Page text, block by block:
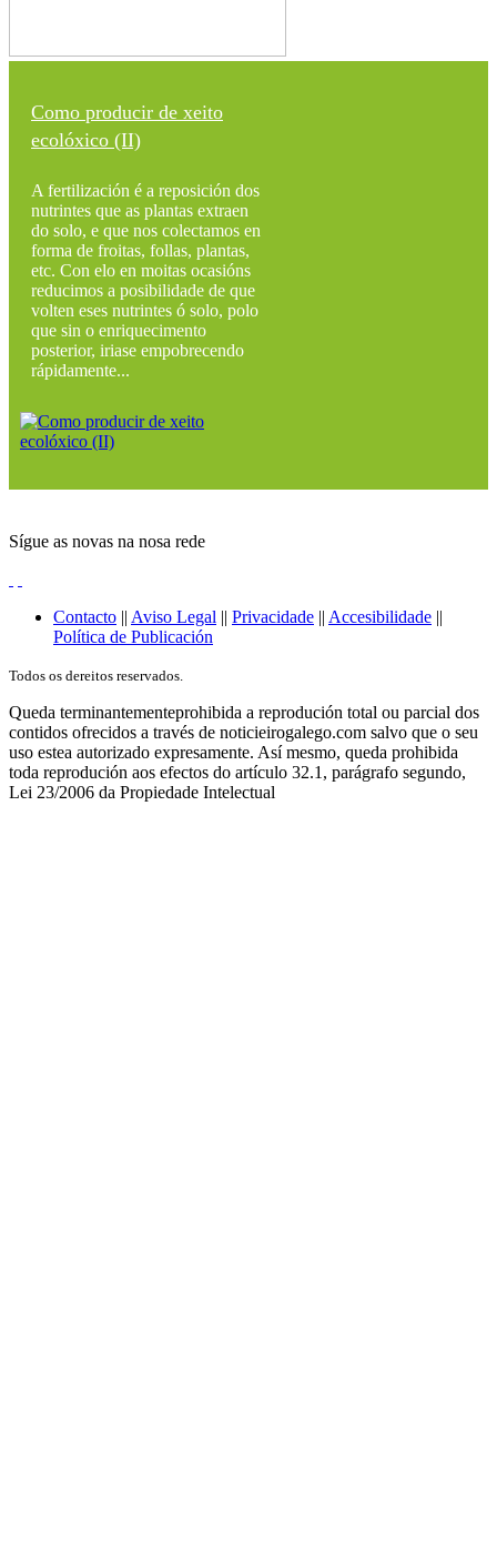
Como producir de xeito
ecolóxico (II)
A fertilización é a reposición dos
nutrintes que as plantas extraen
do solo, e que nos colectamos en
forma de froitas, follas, plantas,
etc. Con elo en moitas ocasións
reducimos a posibilidade de que
volten eses nutrintes ó solo, polo
que sin o enriquecimento
posterior, iriase empobrecendo
rápidamente...
Sígue as novas na nosa rede
Contacto || Aviso Legal || Privacidade || Accesibilidade ||
Política de Publicación
Todos os dereitos reservados.
Queda terminantementeprohibida a reprodución total ou parcial dos
contidos ofrecidos a través de noticieirogalego.com salvo que o seu
uso estea autorizado expresamente. Así mesmo, queda prohibida
toda reprodución aos efectos do artículo 32.1, parágrafo segundo,
Lei 23/2006 da Propiedade Intelectual